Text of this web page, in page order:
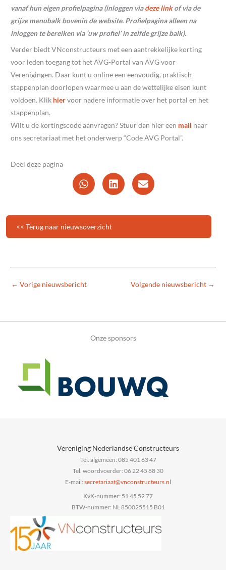
vanaf hun eigen profielpagina (inloggen viadeze linkof via de
grijze menubalk bovenin de website. Profielpagina alleen na
inloggen te bereiken via ‘uw profiel’ in zelfde grijze balk).
Verder biedt VNconstructeurs met een aantrekkelijke korting
voor leden toegang tot het AVG-Portal van AVG voor
Verenigingen. Daar kunt u online een eenvoudig, praktisch
stappenplan doorlopen waarmee u aan de wettelijke eisen kunt
voldoen. Klik hiervoor nadere informatie over het portal en het
stappenplan.
Wilt u de kortingscode aanvragen? Stuur dan hier een mail naar
ons secretariaat met het onderwerp “Code AVG Portal”.
Deel deze pagina
<< Terug naar nieuwsoverzicht
← Vorige nieuwsbericht Volgende nieuwsbericht →
Onze sponsors
Vereniging Nederlandse Constructeurs
Tel. algemeen: 085 401 63 47
Tel. woordvoerder: 06 22 45 88 30
E-mail:
ln.sruetcurtsnocnv
@taairaterces
KvK-nummer: 51 45 52 77
BTW-nummer: NL 850025515 B01